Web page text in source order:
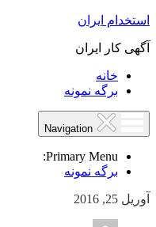
استخدام ایران
آگهی کار ایران
خانه
برگه نمونه
Primary Menu:
برگه نمونه
آوریل 25, 2016